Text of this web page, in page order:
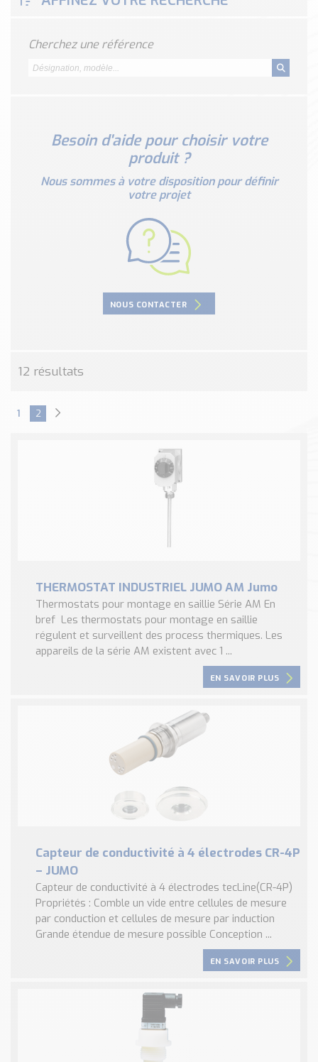
RED LION
Nos outils et simulateurs
Téléchargement (Logiciels, Documents,..)
Formulaire sonde température
Convertisseur de pression
Formulaire Débitmètre
Calculateur maintien en température
Calculateur Chauffage/Liquide/Gaz
brasseries
Contact & Devis
Cherchez une référence
Besoin d'aide pour choisir votre
produit ?
Nous sommes à votre disposition pour définir
votre projet
NOUS CONTACTER
12 résultats
1 2
THERMOSTAT INDUSTRIEL JUMO AM Jumo
Thermostats pour montage en saillie Série AM En
bref Les thermostats pour montage en saillie
régulent et surveillent des process thermiques. Les
appareils de la série AM existent avec 1 ...
EN SAVOIR PLUS
Capteur de conductivité à 4 électrodes CR-4P
– JUMO
Capteur de conductivité à 4 électrodes tecLine(CR-4P)
Propriétés : Comble un vide entre cellules de mesure
par conduction et cellules de mesure par induction
Grande étendue de mesure possible Conception ...
EN SAVOIR PLUS